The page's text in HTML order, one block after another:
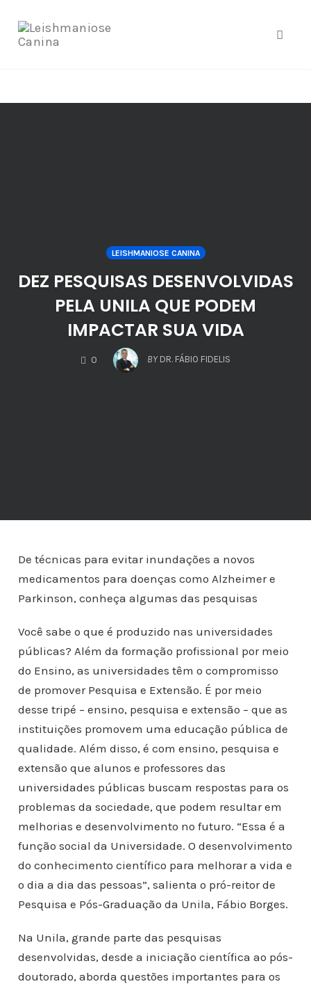
f08c47fec0942fa0
LEISHMANIOSE CANINA
DEZ PESQUISAS DESENVOLVIDAS
PELA UNILA QUE PODEM
IMPACTAR SUA VIDA
0
COMMENTS
BY DR. FÁBIO FIDELIS
De técnicas para evitar inundações a novos
medicamentos para doenças como Alzheimer e
Parkinson, conheça algumas das pesquisas
Você sabe o que é produzido nas universidades
públicas? Além da formação profissional por meio
do Ensino, as universidades têm o compromisso
de promover Pesquisa e Extensão. É por meio
desse tripé – ensino, pesquisa e extensão – que as
instituições promovem uma educação pública de
qualidade. Além disso, é com ensino, pesquisa e
extensão que alunos e professores das
universidades públicas buscam respostas para os
problemas da sociedade, que podem resultar em
melhorias e desenvolvimento no futuro. “Essa é a
função social da Universidade. O desenvolvimento
do conhecimento científico para melhorar a vida e
o dia a dia das pessoas”, salienta o pró-reitor de
Pesquisa e Pós-Graduação da Unila, Fábio Borges.
Na Unila, grande parte das pesquisas
desenvolvidas, desde a iniciação científica ao pós-
doutorado, aborda questões importantes para os